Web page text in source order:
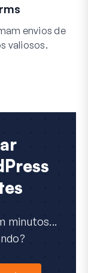
envios de
valiosos.
minutos...